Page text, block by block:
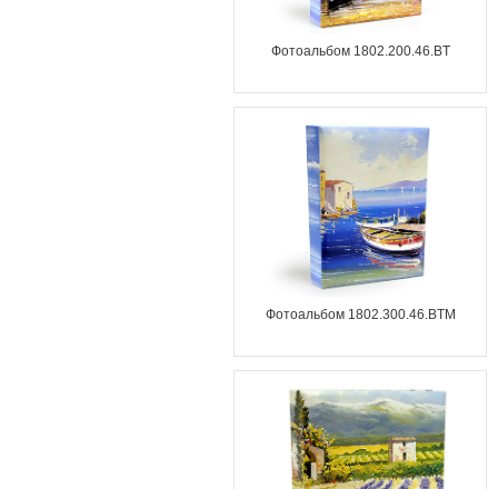
Фотоальбом 1802.200.46.BT
Фотоальбом 1802.300.46.BTM